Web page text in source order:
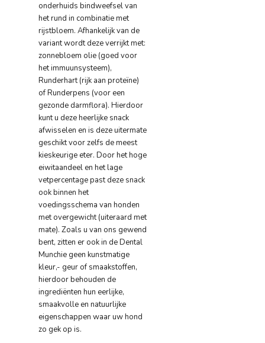
onderhuids bindweefsel van
het rund in combinatie met
rijstbloem. Afhankelijk van de
variant wordt deze verrijkt met:
zonnebloem olie (goed voor
het immuunsysteem),
Runderhart (rijk aan proteïne)
of Runderpens (voor een
gezonde darmflora). Hierdoor
kunt u deze heerlijke snack
afwisselen en is deze uitermate
geschikt voor zelfs de meest
kieskeurige eter. Door het hoge
eiwitaandeel en het lage
vetpercentage past deze snack
ook binnen het
voedingsschema van honden
met overgewicht (uiteraard met
mate). Zoals u van ons gewend
bent, zitten er ook in de Dental
Munchie geen kunstmatige
kleur,- geur of smaakstoffen,
hierdoor behouden de
ingrediënten hun eerlijke,
smaakvolle en natuurlijke
eigenschappen waar uw hond
zo gek op is.